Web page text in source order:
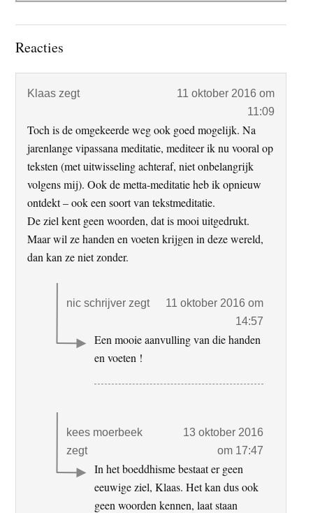
Lees
Reacties
Klaas zegt
11 oktober 2016 om
11:09
Toch is de omgekeerde weg ook goed mogelijk. Na
jarenlange vipassana meditatie, mediteer ik nu vooral op
teksten (met uitwisseling achteraf, niet onbelangrijk
volgens mij). Ook de metta-meditatie heb ik opnieuw
ontdekt – ook een soort van tekstmeditatie.
De ziel kent geen woorden, dat is mooi uitgedrukt.
Maar wil ze handen en voeten krijgen in deze wereld,
dan kan ze niet zonder.
nic schrijver zegt
11 oktober 2016 om
14:57
Een mooie aanvulling van die handen
en voeten !
kees moerbeek
zegt
13 oktober 2016
om 17:47
In het boeddhisme bestaat er geen
eeuwige ziel, Klaas. Het kan dus ook
geen woorden kennen, laat staan